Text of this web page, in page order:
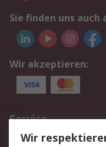
Sie finden uns auch
Wir akzeptieren:
Service
Value Added
Wir